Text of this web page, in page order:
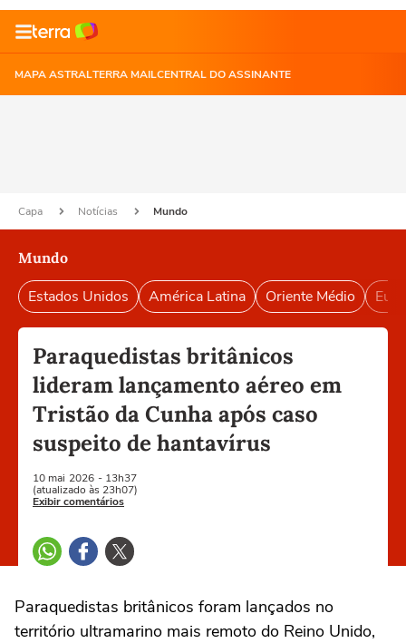
MAPA ASTRALTERRA MAILCENTRAL DO ASSINANTE
Capa Notícias Mundo
Mundo
Estados Unidos América Latina Oriente Médio
Paraquedistas britânicos
lideram lançamento aéreo em
Tristão da Cunha após caso
suspeito de hantavírus
10 mai 2026 - 13h37
(atualizado às 23h07)
Exibir comentários
Paraquedistas britânicos foram lançados no
território ‌ultramarino mais remoto do Reino Unido,